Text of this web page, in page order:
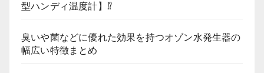
型ハンディ温度計】⁉
臭いや菌などに優れた効果を持つオゾン水発生器の
幅広い特徴まとめ